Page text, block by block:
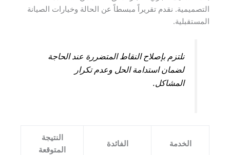
التصميمية. نقدم تقريراً مبسطاً عن الحالة وخيارات الصيانة
المستقبلية.
نلتزم بإصلاح النقاط المتضررة عند الحاجة
لضمان استدامة الحل وعدم تكرار
المشاكل.
الخدمة الفائدة
النتيجة
المتوقعة